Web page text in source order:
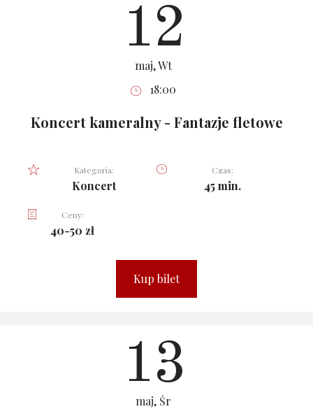
12
maj, Wt
18:00
Koncert kameralny - Fantazje fletowe
Kategoria:
Koncert
Czas:
45 min.
Ceny:
40-50 zł
Kup bilet
13
maj, Śr